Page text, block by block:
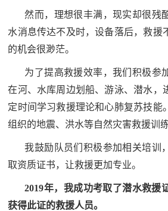
然而，理想很丰满，现实却很残
水消息传达不及时，设备落后，救援
的机会很渺茫。
为了提高救援效率，我们积极参
在河、水库周边划船、游泳、潜水，
定时间学习救援理论和心肺复苏技能
组织的地震、洪水等自然灾害救援训练
我鼓励队员们积极参加相关培训
取资质证书，让救援更加专业。
2019年，我成功考取了潜水救援
获得此证的救援人员。